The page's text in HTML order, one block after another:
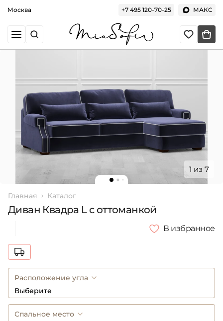
Москва +7 495 120-70-25 МАКС
1 из 7
Главная Каталог
Диван Квадра L с оттоманкой
В избранное
Расположение угла
Выберите
Спальное место